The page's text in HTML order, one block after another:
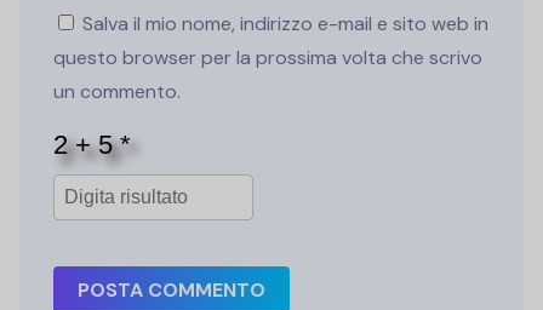
Salva il mio nome, indirizzo e-mail e sito web in
questo browser per la prossima volta che scrivo
un commento.
POSTA COMMENTO